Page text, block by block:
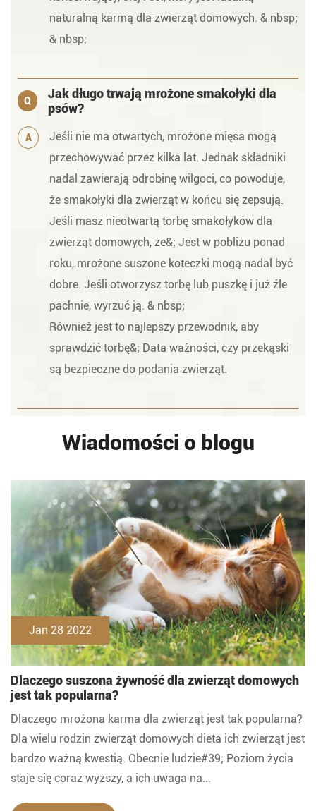
naturalną karmą dla zwierząt domowych. & nbsp;
& nbsp;
Q
Jak długo trwają mrożone smakołyki dla
psów?
A
Jeśli nie ma otwartych, mrożone mięsa mogą
przechowywać przez kilka lat. Jednak składniki
nadal zawierają odrobinę wilgoci, co powoduje,
że smakołyki dla zwierząt w końcu się zepsują.
Jeśli masz nieotwartą torbę smakołyków dla
zwierząt domowych, że&; Jest w pobliżu ponad
roku, mrożone suszone koteczki mogą nadal być
dobre. Jeśli otworzysz torbę lub puszkę i już źle
pachnie, wyrzuć ją. & nbsp;
Również jest to najlepszy przewodnik, aby
sprawdzić torbę&; Data ważności, czy przekąski
są bezpieczne do podania zwierząt.
Wiadomości o blogu
Jan 28 2022
Dlaczego suszona żywność dla zwierząt domowych
jest tak popularna?
Dlaczego mrożona karma dla zwierząt jest tak popularna?
Dla wielu rodzin zwierząt domowych dieta ich zwierząt jest
bardzo ważną kwestią. Obecnie ludzie#39; Poziom życia
staje się coraz wyższy, a ich uwaga na...